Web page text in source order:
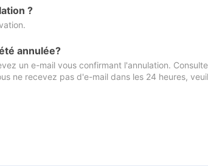
?
annulée?
un e-mail vous confirmant l'annulation.
ne recevez pas d'e-mail dans les 24 heures,